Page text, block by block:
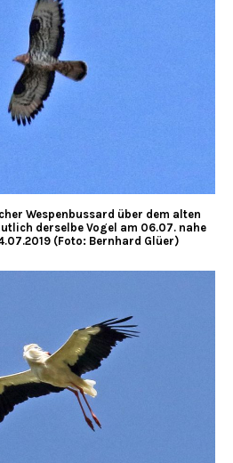
Wespenbussard über dem alten
derselbe Vogel am 06.07. nahe
(Foto: Bernhard Glüer)